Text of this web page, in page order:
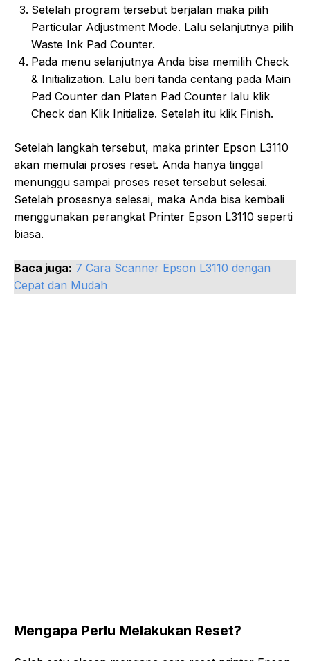
Setelah program tersebut berjalan maka pilih
Particular Adjustment Mode. Lalu selanjutnya pilih
Waste Ink Pad Counter.
Pada menu selanjutnya Anda bisa memilih Check
& Initialization. Lalu beri tanda centang pada Main
Pad Counter dan Platen Pad Counter lalu klik
Check dan Klik Initialize. Setelah itu klik Finish.
Setelah langkah tersebut, maka printer Epson L3110
akan memulai proses reset. Anda hanya tinggal
menunggu sampai proses reset tersebut selesai.
Setelah prosesnya selesai, maka Anda bisa kembali
menggunakan perangkat Printer Epson L3110 seperti
biasa.
Baca juga: 7 Cara Scanner Epson L3110 dengan
Cepat dan Mudah
Mengapa Perlu Melakukan Reset?